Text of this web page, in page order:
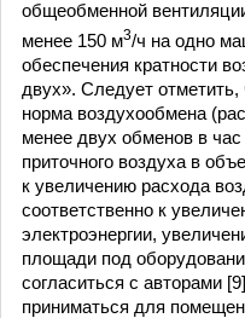
общеобменной
менее 150 м3/ч на одно
обеспечения кратности
двух». Следует
норма воздухообмена
менее двух обменов в
приточного воздуха в
к увеличению расхода
соответственно к
электроэнергии,
площади под
согласиться с авторами
приниматься для